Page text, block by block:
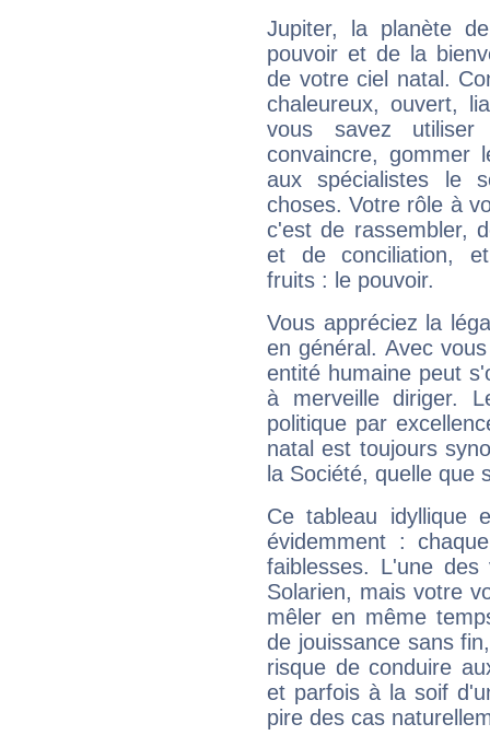
Jupiter, la planète
pouvoir et de la
de votre ciel natal.
chaleureux, ouvert,
vous savez
convaincre, gommer
aux spécialistes le
choses. Votre rôle à
c'est de rassembler,
et de conciliation,
fruits : le pouvoir.
Vous appréciez la
en général. Avec
entité humaine peut
à merveille diriger.
politique par
natal est toujours
la Société, quelle que
Ce tableau idyllique
évidemment :
faiblesses. L'une
Solarien, mais votre
mêler en même
de jouissance sans
risque de conduire
et parfois à la soif
pire des cas